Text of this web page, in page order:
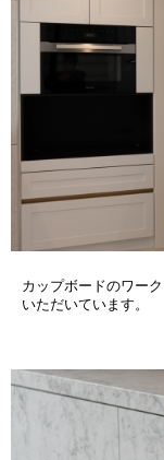
カップボードのワー
いただいています。